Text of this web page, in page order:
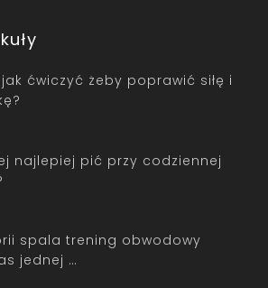
ćwiczyć żeby poprawić siłę i
najlepiej pić przy codziennej
spala trening obwodowy
jednej …